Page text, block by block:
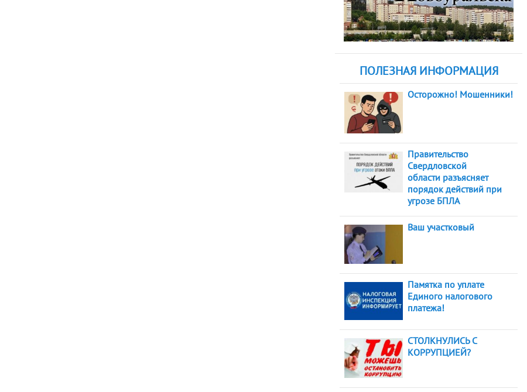
ПОЛЕЗНАЯ ИНФОРМАЦИЯ
Осторожно! Мошенники!
Правительство
Свердловской
области разъясняет
порядок действий при
угрозе БПЛА
Ваш участковый
Памятка по уплате
Единого налогового
платежа!
СТОЛКНУЛИСЬ С
КОРРУПЦИЕЙ?